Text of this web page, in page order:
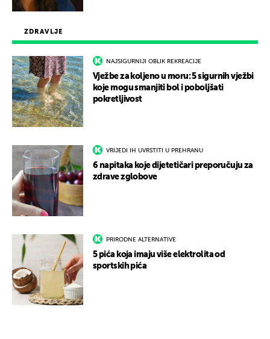
ZDRAVLJE
NAJSIGURNIJI OBLIK REKREACIJE
Vježbe za koljeno u moru: 5 sigurnih vježbi
koje mogu smanjiti bol i poboljšati
pokretljivost
VRIJEDI IH UVRSTITI U PREHRANU
6 napitaka koje dijetetičari preporučuju za
zdrave zglobove
PRIRODNE ALTERNATIVE
5 pića koja imaju više elektrolita od
sportskih pića